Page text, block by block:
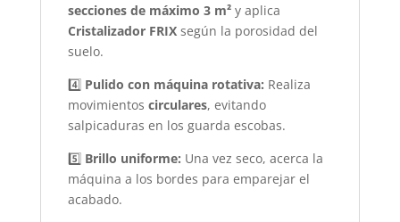
secciones de máximo 3 m²y aplica
Cristalizador FRIXsegún la porosidad del
suelo.
4️⃣ Pulido con máquina rotativa: Realiza
movimientos circulares, evitando
salpicaduras en los guarda escobas.
5️⃣ Brillo uniforme: Una vez seco, acerca la
máquina a los bordes para emparejar el
acabado.